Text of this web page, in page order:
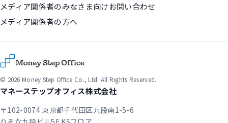
メディア関係者のみなさま向けお問い合わせ
メディア関係者の方へ
© 2026 Money Step Office Co., Ltd. All Rights Reserved.
マネーステップオフィス株式会社
〒102-0074 東京都千代田区九段南1-5-6